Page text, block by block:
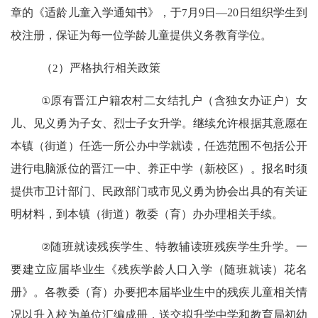
章的《适龄儿童入学通知书》，于7 月9日—20 日组织学生到
校注册，保证为每一位学龄儿童提供义务教育学位。
（2）严格执行相关政策
①原有晋江户籍农村二女结扎户（含独女办证户）女
儿、见义勇为子女、烈士子女升学。继续允许根据其意愿在
本镇（街道）任选一所公办中学就读，任选范围不包括公开
进行电脑派位的晋江一中、养正中学（新校区）。报名时须
提供市卫计部门、民政部门或市见义勇为协会出具的有关证
明材料，到本镇（街道）教委（育）办办理相关手续。
②随班就读残疾学生、特教辅读班残疾学生升学。一
要建立应届毕业生《残疾学龄人口入学（随班就读）花名
册》。各教委（育）办要把本届毕业生中的残疾儿童相关情
况以升入校为单位汇编成册，送交拟升学中学和教育局初幼